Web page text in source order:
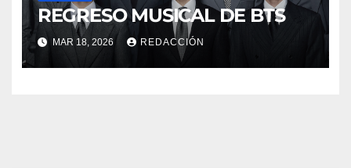
REGRESO MUSICAL DE BTS
MAR 18, 2026 REDACCIÓN